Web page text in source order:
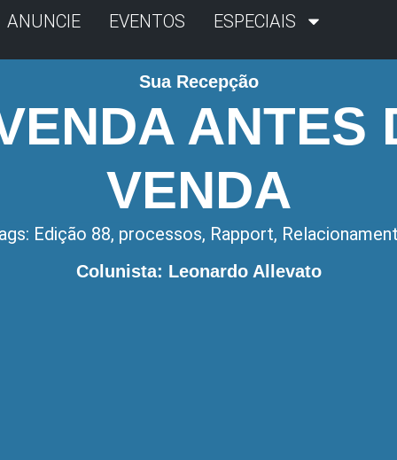
ANUNCIE EVENTOS ESPECIAIS
Sua Recepção
ANTES
VENDA
Edição 88, processos, Rapport,
Colunista: Leonardo Allevato